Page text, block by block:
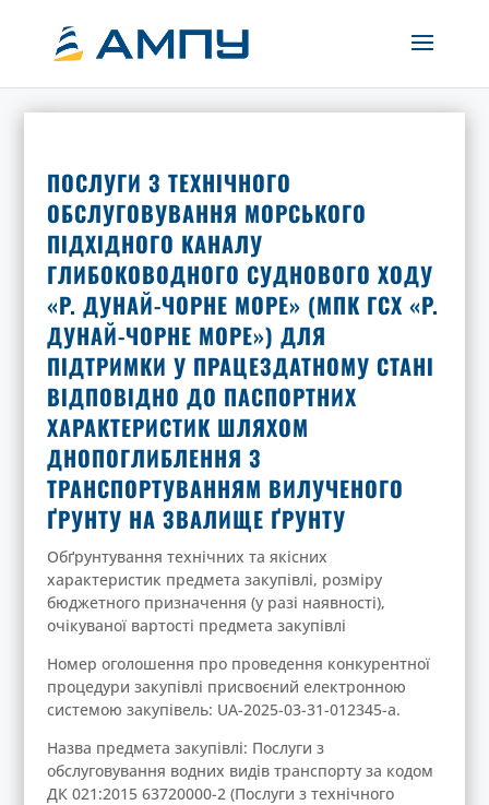
ПОСЛУГИ З ТЕХНІЧНОГО
ОБСЛУГОВУВАННЯ МОРСЬКОГО
ПІДХІДНОГО КАНАЛУ
ГЛИБОКОВОДНОГО СУДНОВОГО ХОДУ
«Р. ДУНАЙ-ЧОРНЕ МОРЕ» (МПК ГСХ «Р.
ДУНАЙ-ЧОРНЕ МОРЕ») ДЛЯ
ПІДТРИМКИ У ПРАЦЕЗДАТНОМУ СТАНІ
ВІДПОВІДНО ДО ПАСПОРТНИХ
ХАРАКТЕРИСТИК ШЛЯХОМ
ДНОПОГЛИБЛЕННЯ З
ТРАНСПОРТУВАННЯМ ВИЛУЧЕНОГО
ҐРУНТУ НА ЗВАЛИЩЕ ҐРУНТУ
Обґрунтування технічних та якісних
характеристик предмета закупівлі, розміру
бюджетного призначення (у разі наявності),
очікуваної вартості предмета закупівлі
Номер оголошення про проведення конкурентної
процедури закупівлі присвоєний електронною
системою закупівель: UA-2025-03-31-012345-a.
Назва предмета закупівлі: Послуги з
обслуговування водних видів транспорту за кодом
ДК 021:2015 63720000-2 (Послуги з технічного